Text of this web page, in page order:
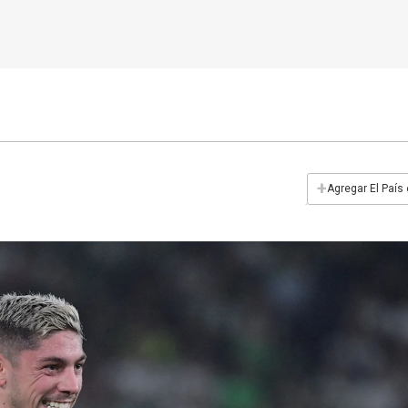
+Agregar El País